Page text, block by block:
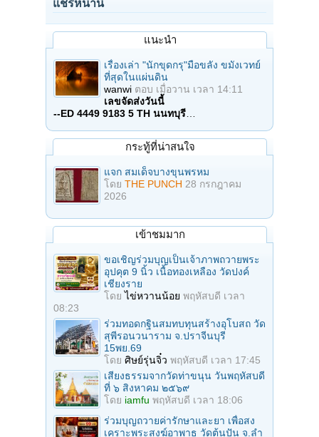
แชร์หน้านี้
แนะนำ
เรื่องเล่า "นักขุดกรุ"มือขลัง ขมังเวทย์
ที่สุดในแผ่นดิน
wanwi ตอบ เมื่อวาน เวลา 14:11
เลขจัดส่งวันนี้
--ED 4449 9183 5 TH นนทบุรี…
กระทู้ที่น่าสนใจ
แจก สมเด็จบางขุนพรหม
โดย THE PUNCH 28 กรกฎาคม
2026
เข้าชมมาก
ขอเชิญร่วมบุญเป็นเจ้าภาพถวายพระ
อุปคุต 9 นิ้ว เนื้อทองเหลือง วัดปงค์
เชียงราย
โดยไข่หวานน้อย พฤหัสบดี เวลา
08:23
ร่วมทอดกฐินสมทบทุนสร้างอุโบสถ วัด
สุพีรอนวนาราม จ.ปราจีนบุรี
15พย.69
โดย ศิษย์รุ่นจิ๋ว พฤหัสบดี เวลา 17:45
เสียงธรรมจากวัดท่าขนุน วันพฤหัสบดี
ที่ ๖ สิงหาคม ๒๕๖๙
โดย iamfu พฤหัสบดี เวลา 18:06
ร่วมบุญถวายค่ารักษาและยา เพื่อสง
เคราะพระสงฆ์อาพาธ วัดต้นปัน จ.ลํา